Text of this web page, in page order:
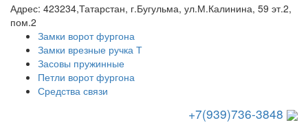
Адрес: 423234,Татарстан, г.Бугульма, ул.М.Калинина, 59 эт.2,
пом.2
Замки ворот фургона
Замки врезные ручка Т
Засовы пружинные
Петли ворот фургона
Средства связи
+7(939)736-3848